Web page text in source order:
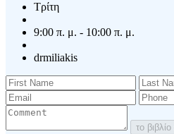
Τρίτη
9:00 π. μ. - 10:00 π. μ.
drmiliakis
το